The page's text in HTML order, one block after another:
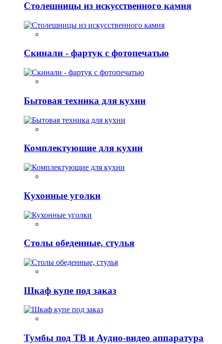
Столешницы из искусственного камня
Скинали - фартук с фотопечатью
Бытовая техника для кухни
Комплектующие для кухни
Кухонные уголки
Столы обеденные, стулья
Шкаф купе под заказ
Тумбы под ТВ и Аудио-видео аппаратура